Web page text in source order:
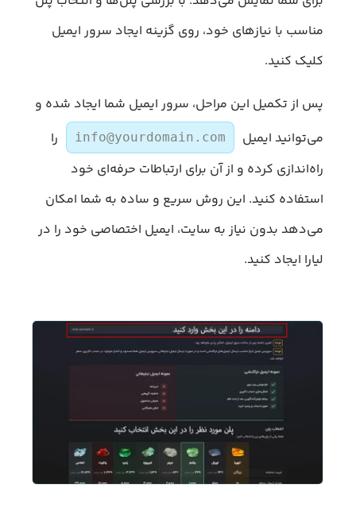
مناسب با نیازهای خود، روی گزینه ایجاد سرور ایمیل
کلیک کنید.
پس از تکمیل این مراحل، سرور ایمیل شما ایجاد شده و
می‌توانید ایمیل
info@yourdomain.com
را
راه‌اندازی کرده و از آن برای ارتباطات حرفه‌ای خود
استفاده کنید. این روش سریع و ساده به شما امکان
می‌دهد بدون نیاز به سایت، ایمیل اختصاصی خود را در
لیارا ایجاد کنید.